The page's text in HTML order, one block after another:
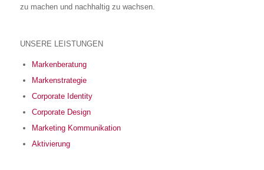
zu machen und nachhaltig zu wachsen.
UNSERE LEISTUNGEN
Markenberatung
Markenstrategie
Corporate Identity
Corporate Design
Marketing Kommunikation
Aktivierung